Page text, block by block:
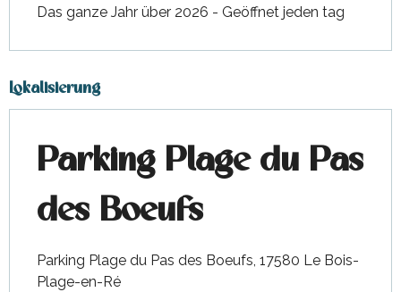
Das ganze Jahr über 2026 - Geöffnet jeden tag
Lokalisierung
Parking Plage du Pas
des Boeufs
Parking Plage du Pas des Boeufs, 17580 Le Bois-
Plage-en-Ré